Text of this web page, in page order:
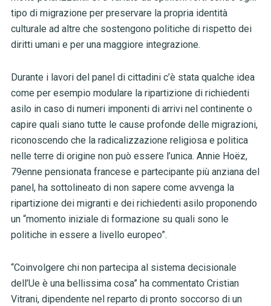
tipo di migrazione per preservare la propria identità
culturale ad altre che sostengono politiche di rispetto dei
diritti umani e per una maggiore integrazione.
Durante i lavori del panel di cittadini c’è stata qualche idea
come per esempio modulare la ripartizione di richiedenti
asilo in caso di numeri imponenti di arrivi nel continente o
capire quali siano tutte le cause profonde delle migrazioni,
riconoscendo che la radicalizzazione religiosa e politica
nelle terre di origine non può essere l’unica. Annie Hoëz,
79enne pensionata francese e partecipante più anziana del
panel, ha sottolineato di non sapere come avvenga la
ripartizione dei migranti e dei richiedenti asilo proponendo
un “momento iniziale di formazione su quali sono le
politiche in essere a livello europeo”.
“Coinvolgere chi non partecipa al sistema decisionale
dell’Ue è una bellissima cosa” ha commentato Cristian
Vitrani, dipendente nel reparto di pronto soccorso di un